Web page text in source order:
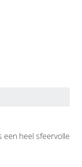
een heel sfeervolle